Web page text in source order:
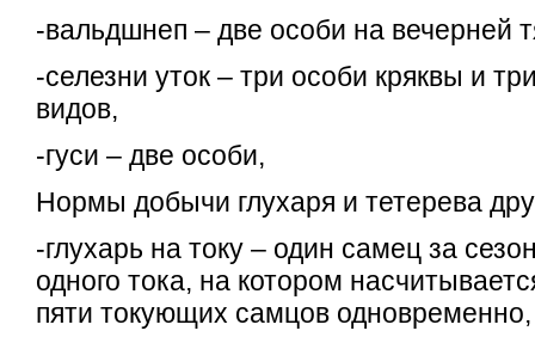
-вальдшнеп – две особи на вечерней
-селезни уток – три особи кряквы и
видов,
-гуси – две особи,
Нормы добычи глухаря и тетерева
-глухарь на току – один самец за
одного тока, на котором
пяти токующих самцов одновременно,